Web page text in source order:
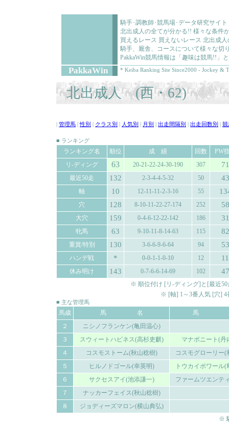
騎手･調教師･競馬場･データ研究サイ
北出成人の全てが分かる!! 様々な条件
買えるレース 買えないレース 北出成
騎手、厩舎、コースについて様々な切
PakkaWin競馬情報は「趣味は競馬!!」
PakkaWin * Keiba Ranking Site Since2000 - Jockey &
北出成人 (西・62)
管理馬 |性別 クラス別 人気別 月別 出走間隔別 出走回数別 競
■ ランキング
ランキング名 順位 成 績 回数
PW
リ-ディング
63 20-21-22-24-30-190 307 71
最近50走 132 2-3-4-4-5-32 50 43
軸 10 12-11-11-2-3-16 55
穴 128 8-10-11-22-27-174 252 58
大穴 159 0-4-6-12-22-142 186 31
牝馬 63 9-10-11-8-14-63 115 82
重賞/特別 130 3-6-6-9-6-64 94 53
ハンデ戦 * 0-0-1-1-0-10 12 11
休み明け 143 0-7-6-6-14-69 102 47
※ 順位付け [リ-ディング]と[最近
※ [軸] 1～3番人気 [穴] 4
■ 主な管理馬
馬歳 馬 名
馬
２
ニシノフランケン(亀田温心)
３
スウィートハピネス(高杉吏麒)
マナボニート(丹
４
コスモストーム(秋山稔樹)
コスモグローリー(
５
ヒルノドゴール(幸英明)
トウカイポワール(
６
サクセスアイ(池添謙一)
ファームツエンテ
７
ナッカーフェイス(秋山稔樹)
８
ジョディーズマロン(横山典弘)
※